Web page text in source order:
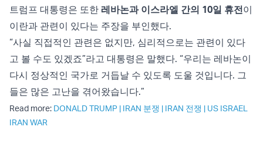
트럼프 대통령은 또한 레바논과 이스라엘 간의 10일 휴전이
이란과 관련이 있다는 주장을 부인했다.
“사실 직접적인 관련은 없지만, 심리적으로는 관련이 있다
고 볼 수도 있겠죠”라고 대통령은 말했다. “우리는 레바논이
다시 정상적인 국가로 거듭날 수 있도록 도울 것입니다. 그
들은 많은 고난을 겪어왔습니다.”
Read more: DONALD TRUMP | IRAN 분쟁 | IRAN 전쟁 | US ISRAEL
IRAN WAR